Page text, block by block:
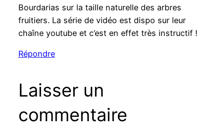
Bourdarias sur la taille naturelle des arbres
fruitiers. La série de vidéo est dispo sur leur
chaîne youtube et c’est en effet très instructif !
Répondre
Laisser un
commentaire